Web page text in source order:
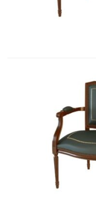
Art&Moble